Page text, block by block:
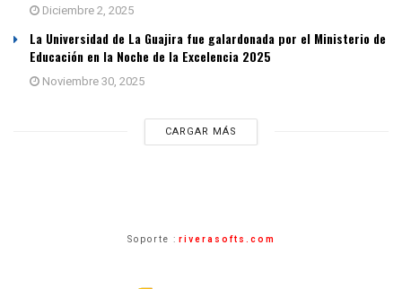
Diciembre 2, 2025
La Universidad de La Guajira fue galardonada por el Ministerio de
Educación en la Noche de la Excelencia 2025
Noviembre 30, 2025
CARGAR MÁS
Soporte : riverasofts.com